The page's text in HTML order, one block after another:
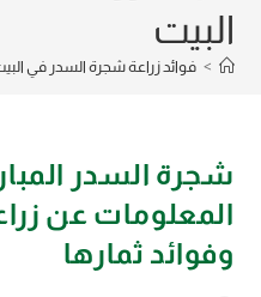
البيت
> فوائد زراعة شجرة السدر في
شجرة السدر
المعلومات عن
وفوائد ثمارها